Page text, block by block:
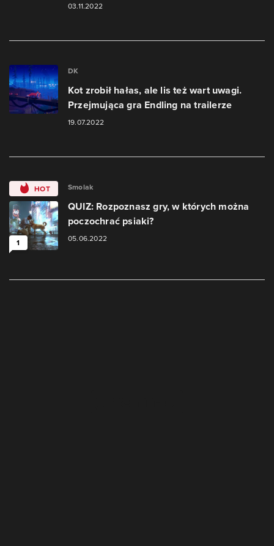
03.11.2022
DK
Kot zrobił hałas, ale lis też wart uwagi.
Przejmująca gra Endling na trailerze
19.07.2022
HOT
1
Smolak
QUIZ: Rozpoznasz gry, w których można
poczochrać psiaki?
05.06.2022